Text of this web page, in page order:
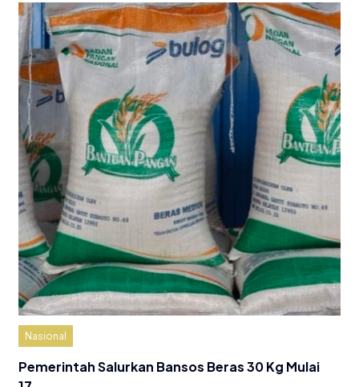
Nasional
Pemerintah Salurkan Bansos Beras 30 Kg Mulai